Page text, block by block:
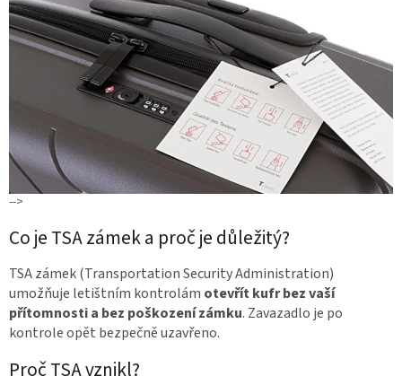
-->
Co je TSA zámek a proč je důležitý?
TSA zámek (Transportation Security Administration)
umožňuje letištním kontrolám otevřít kufr bez vaší
přítomnosti a bez poškození zámku. Zavazadlo je po
kontrole opět bezpečně uzavřeno.
Proč TSA vznikl?